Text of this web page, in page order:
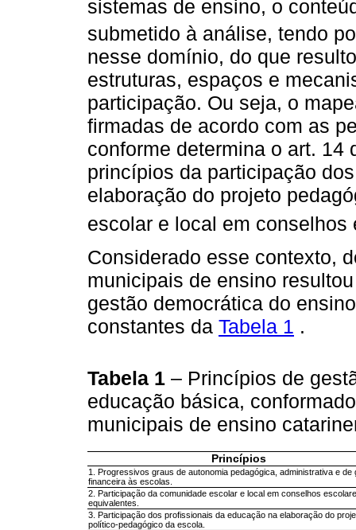
sistemas de ensino, o
submetido à análise, tendo
nesse domínio, do que
estruturas, espaços e
participação. Ou seja, o
firmadas de acordo com as
conforme determina o art. 14
princípios da participação
elaboração do projeto
escolar e local em
Considerado esse contexto,
municipais de ensino
gestão democrática do
constantes da Tabela 1 .
Tabela 1 – Princípios de
educação básica,
municipais de ensino
Princípios
1. Progressivos graus de autonomia pedagógica, administrativa e de
financeira às escolas.
2. Participação da comunidade escolar e local em conselhos
equivalentes.
3. Participação dos profissionais da educação na elaboração do
político-pedagógico da escola.